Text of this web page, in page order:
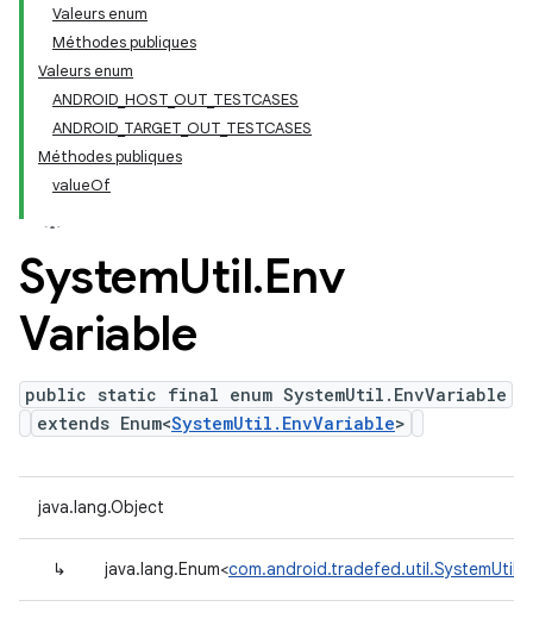
Valeurs enum
Méthodes publiques
Valeurs enum
ANDROID_HOST_OUT_TESTCASES
ANDROID_TARGET_OUT_TESTCASES
Méthodes publiques
valueOf
SystemUtil.Env
Variable
public static final enum SystemUtil.EnvVariable
extends Enum<SystemUtil.EnvVariable>
java.lang.Object
↳ java.lang.Enum<